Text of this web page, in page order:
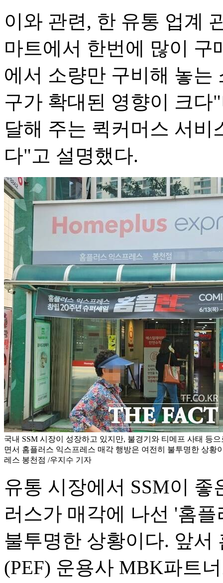
이와 관련, 한 유통 업계
마트에서 한번에 많이
에서 소량만 구비해 놓는
구가 확대된 영향이 크
달해 주는 퀵커머스 서
다"고 설명했다.
국내 SSM 시장이 성장하고 있지만, 불경기와 티메프 사태 등
면서 홈플러스 익스프레스 매각 행방은 여전히 불투명한 상황
레스 봉천점 /우지수 기자
유통 시장에서 SSM이
러스가 매각에 나선 '홈
불투명한 상황이다. 앞서
(PEF) 운용사 MBK파트